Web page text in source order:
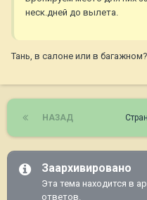
неск.дней до вылета.
Тань, в салоне или в багажном?
НАЗАД
Заархивировано
Эта тема находится в
ответов.